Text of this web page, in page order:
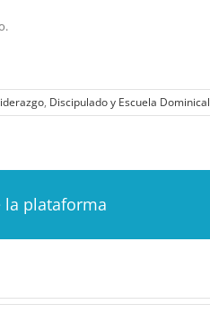
, Discipulado y Escuela Dominical
la plataforma